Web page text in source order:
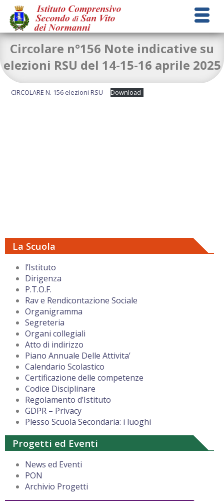
La Scuola
l’Istituto
Dirigenza
P.T.O.F.
Rav e Rendicontazione Sociale
Organigramma
Segreteria
Organi collegiali
Atto di indirizzo
Piano Annuale Delle Attivita’
Calendario Scolastico
Certificazione delle competenze
Codice Disciplinare
Regolamento d’Istituto
GDPR – Privacy
Plesso Scuola Secondaria: i luoghi
Progetti ed Eventi
News ed Eventi
PON
Archivio Progetti
Circolare n°156 Note indicative su
elezioni RSU del 14-15-16 aprile 2025
CIRCOLARE N. 156 elezioni RSU Download